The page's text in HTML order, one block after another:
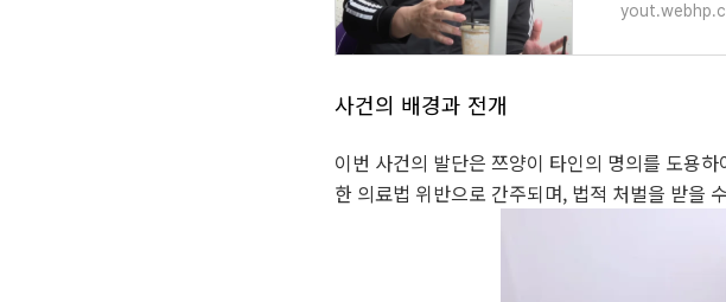
사건의 배경과 전개
이번 사건의 발단은 쯔양이 타인의 명의를 도용
한 의료법 위반으로 간주되며, 법적 처벌을 받을